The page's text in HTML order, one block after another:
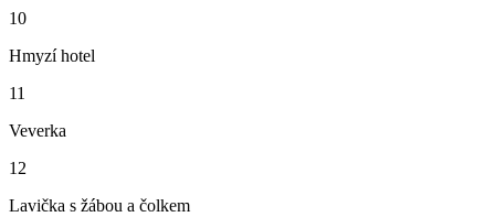
10
Hmyzí hotel
11
Veverka
12
Lavička s žábou a čolkem